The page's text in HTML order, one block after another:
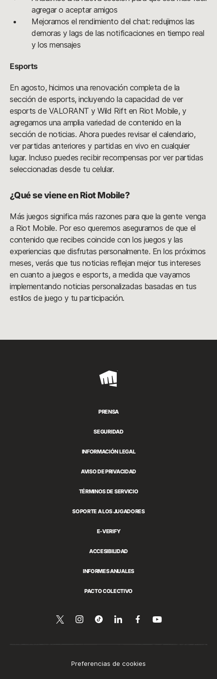
agregar o aceptar amigos
Mejoramos el rendimiento del chat: redujimos las
demoras y lags de las notificaciones en tiempo real
y los mensajes
Esports
En agosto, hicimos una renovación completa de la
sección de esports, incluyendo la capacidad de ver
esports de VALORANT y Wild Rift en Riot Mobile, y
agregamos una amplia variedad de contenido en la
sección de noticias. Ahora puedes revisar el calendario,
ver partidas anteriores y partidas en vivo en cualquier
lugar. Incluso puedes recibir recompensas por ver partidas
seleccionadas desde tu celular.
¿Qué se viene en Riot Mobile?
Más juegos significa más razones para que la gente venga
a Riot Mobile. Por eso queremos asegurarnos de que el
contenido que recibes coincide con los juegos y las
experiencias que disfrutas personalmente. En los próximos
meses, verás que tus noticias reflejan mejor tus intereses
en cuanto a juegos e esports, a medida que vayamos
implementando noticias personalizadas basadas en tus
estilos de juego y tu participación.
Riot
PRENSA
SEGURIDAD
INFORMACIÓN LEGAL
AVISO DE PRIVACIDAD
TÉRMINOS DE SERVICIO
SOPORTE A LOS JUGADORES
E-VERIFY
ACCESIBILIDAD
INFORMES ANUALES
PACTO COLECTIVO
SíguenosFollow
Follow
CompartirSíguenos
Ver
Preferencias de cookies